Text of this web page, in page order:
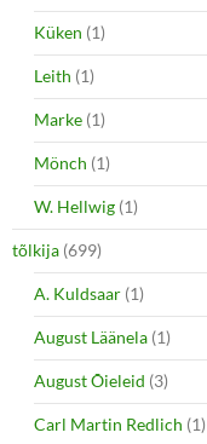
Küken (1)
Leith (1)
Marke (1)
Mönch (1)
W. Hellwig (1)
tõlkija (699)
A. Kuldsaar (1)
August Läänela (1)
August Õieleid (3)
Carl Martin Redlich (1)